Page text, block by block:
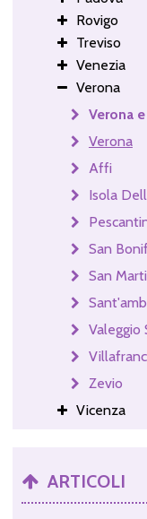
Rovigo
Treviso
Venezia
Verona
Verona
Verona
Affi
Isola
San
San
Valeggio
Zevio
Vicenza
ARTICOLI